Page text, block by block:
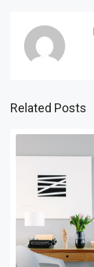
Related Posts